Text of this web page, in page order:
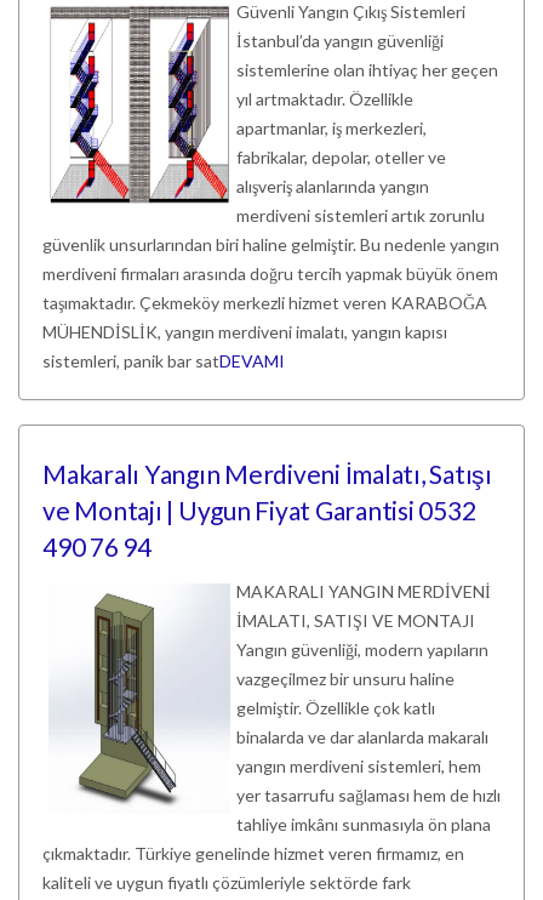
Güvenli Yangın Çıkış Sistemleri
İstanbul’da yangın güvenliği
sistemlerine olan ihtiyaç her geçen
yıl artmaktadır. Özellikle
apartmanlar, iş merkezleri,
fabrikalar, depolar, oteller ve
alışveriş alanlarında yangın
merdiveni sistemleri artık zorunlu
güvenlik unsurlarından biri haline gelmiştir. Bu nedenle yangın
merdiveni firmaları arasında doğru tercih yapmak büyük önem
taşımaktadır. Çekmeköy merkezli hizmet veren KARABOĞA
MÜHENDİSLİK, yangın merdiveni imalatı, yangın kapısı
sistemleri, panik bar satDEVAMI
Makaralı Yangın Merdiveni İmalatı, Satışı
ve Montajı | Uygun Fiyat Garantisi 0532
490 76 94
MAKARALI YANGIN MERDİVENİ
İMALATI, SATIŞI VE MONTAJI
Yangın güvenliği, modern yapıların
vazgeçilmez bir unsuru haline
gelmiştir. Özellikle çok katlı
binalarda ve dar alanlarda makaralı
yangın merdiveni sistemleri, hem
yer tasarrufu sağlaması hem de hızlı
tahliye imkânı sunmasıyla ön plana
çıkmaktadır. Türkiye genelinde hizmet veren firmamız, en
kaliteli ve uygun fiyatlı çözümleriyle sektörde fark